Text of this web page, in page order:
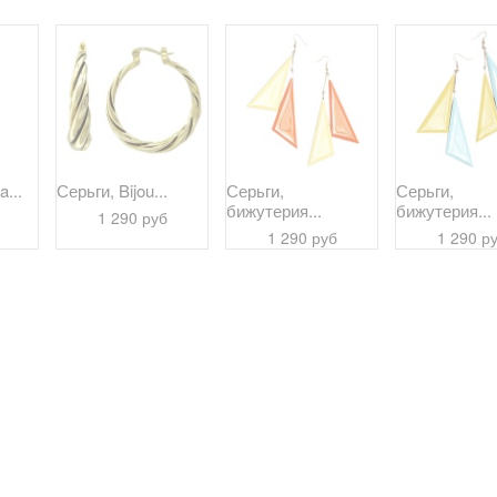
Серьги, Bijou...
1 290 руб
Серьги,
бижутерия...
1 290 руб
Серьги,
бижутерия...
1 290